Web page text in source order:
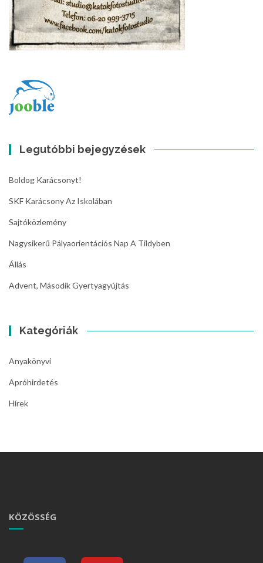
Legutóbbi bejegyzések
Boldog Karácsonyt!
SKF Karácsony Az Iskolában
Sajtóközlemény
Nagysikerű Pályaorientációs Nap A Tildyben
Állás
Advent, Második Gyertyagyújtás
Kategóriák
Anyakönyvi
Apróhirdetés
Hírek
KÖZÖSSÉG